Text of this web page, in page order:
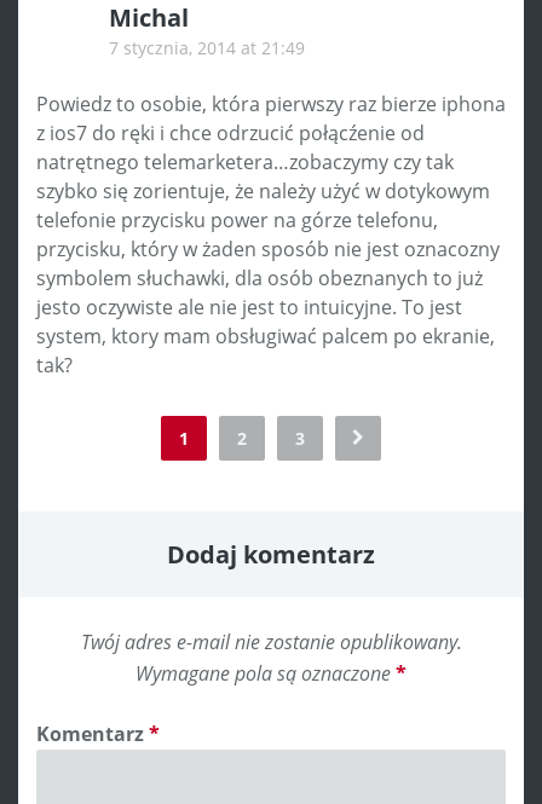
Michal
7 stycznia, 2014 at 21:49
Powiedz to osobie, która pierwszy raz bierze iphona
z ios7 do ręki i chce odrzucić połącźenie od
natrętnego telemarketera…zobaczymy czy tak
szybko się zorientuje, że należy użyć w dotykowym
telefonie przycisku power na górze telefonu,
przycisku, który w żaden sposób nie jest oznacozny
symbolem słuchawki, dla osób obeznanych to już
jesto oczywiste ale nie jest to intuicyjne. To jest
system, ktory mam obsługiwać palcem po ekranie,
tak?
navigation
1 2 3
Dodaj komentarz
Twój adres e-mail nie zostanie opublikowany.
Wymagane pola są oznaczone*
Komentarz*